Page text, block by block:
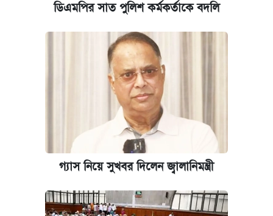
ডিএমপির সাত পুলিশ কর্মকর্তাকে বদলি
গ্যাস নিয়ে সুখবর দিলেন জ্বালানিমন্ত্রী